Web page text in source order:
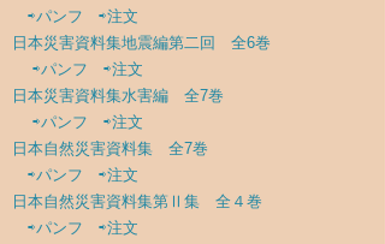
⇨パンフ ⇨注文
日本災害資料集地震編第二回 全6巻
⇨パンフ ⇨注文
日本災害資料集水害編 全7巻
⇨パンフ ⇨注文
日本自然災害資料集 全7巻
⇨パンフ ⇨注文
日本自然災害資料集第Ⅱ集 全４巻
⇨パンフ ⇨注文